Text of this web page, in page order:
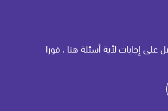
إجابات لأية أسئلة هنا ، فورا